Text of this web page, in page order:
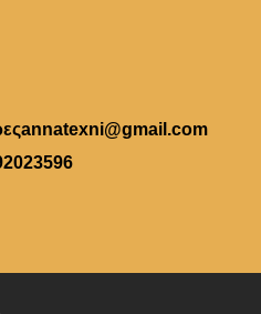
annatexni@gmail.com